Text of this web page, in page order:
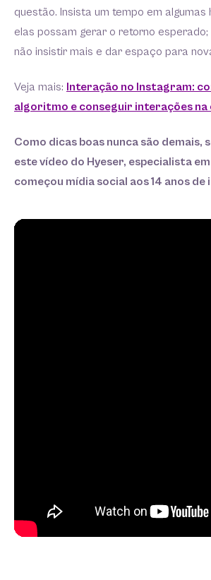
questão. Insista um tempo em algumas
elas possam gerar o retorno esperado;
não insistir mais e dar espaço para
Veja mais: ​​ Interação no Instagram:
algoritmo e conseguir interações
Como dicas boas nunca são demais,
este vídeo do Hyeser, especialista
começou mídia social aos 14 anos de